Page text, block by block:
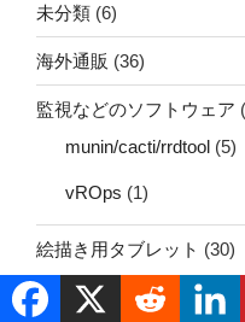
未分類 (6)
海外通販 (36)
監視などのソフトウェア
munin/cacti/rrdtool (5)
vROps (1)
絵描き用タブレット (30)
BOSTOタブレット